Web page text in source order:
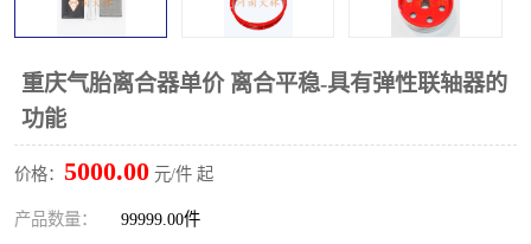
重庆气胎离合器单价 离合平稳-具有弹性联轴器的
功能
价格： 5000.00 元/件 起
产品数量： 99999.00件